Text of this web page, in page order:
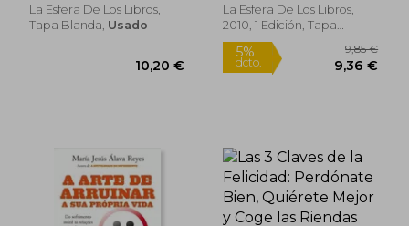
La Esfera De Los Libros,
Tapa Blanda, Usado
La Esfera De Los Libros,
2010, 1 Edición, Tapa
Blanda,Usado